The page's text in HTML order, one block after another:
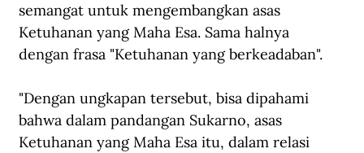
semangat untuk mengembangkan asas
Ketuhanan yang Maha Esa. Sama halnya
dengan frasa "Ketuhanan yang berkeadaban".
"Dengan ungkapan tersebut, bisa dipahami
bahwa dalam pandangan Sukarno, asas
Ketuhanan yang Maha Esa itu, dalam relasi